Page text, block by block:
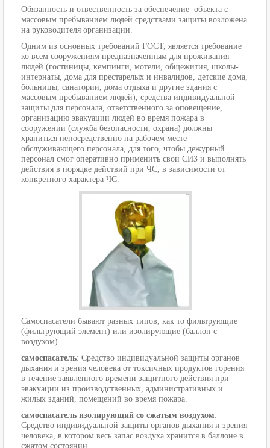
Обязанность и отвественность за обеспечение объекта с
массовым пребыванием людей средствами защиты возложена
на руководителя организации.
Одним из основных требований ГОСТ, является требование
ко всем сооружениям предназначенным для проживания
людей (гостиницы, кемпинги, мотели, общежития, школы-
интернаты, дома для престарелых и инвалидов, детские дома,
больницы, санатории, дома отдыха и другие здания с
массовым пребыванием людей), средства индивидуальной
защиты для персонала, ответственного за оповещение,
организацию эвакуации людей во время пожара в
сооружении (служба безопасности, охрана) должны
храниться непосредственно на рабочем месте
обслуживающего персонала, для того, чтобы дежурный
персонал смог оперативно применить свои СИЗ и выполнять
действия в порядке действий при ЧС, в зависимости от
конкретного характера ЧС.
Самоспасатели бывают разных типов, как то фильтрующие
(фильтрующий элемент) или изолирующие (баллон с
воздухом).
самоспасатель: Средство индивидуальной защиты органов
дыхания и зрения человека от токсичных продуктов горения
в течение заявленного времени защитного действия при
эвакуации из производственных, административных и
жилых зданий, помещений во время пожара.
самоспасатель изолирующий со сжатым воздухом:
Средство индивидуальной защиты органов дыхания и зрения
человека, в котором весь запас воздуха хранится в баллоне в
сжатом состоянии.